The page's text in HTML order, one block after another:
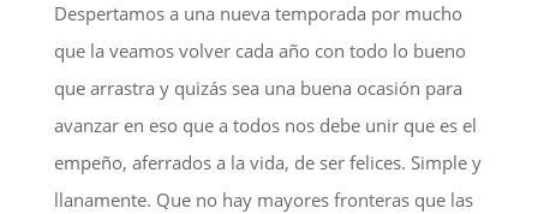
Despertamos a una nueva temporada por mucho
que la veamos volver cada año con todo lo bueno
que arrastra y quizás sea una buena ocasión para
avanzar en eso que a todos nos debe unir que es el
empeño, aferrados a la vida, de ser felices. Simple y
llanamente. Que no hay mayores fronteras que las